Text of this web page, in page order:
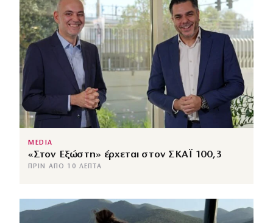
MEDIA
«Στον Εξώστη» έρχεται στον ΣΚΑΪ 100,3
ΠΡΙΝ ΑΠΌ 10 ΛΕΠΤΆ